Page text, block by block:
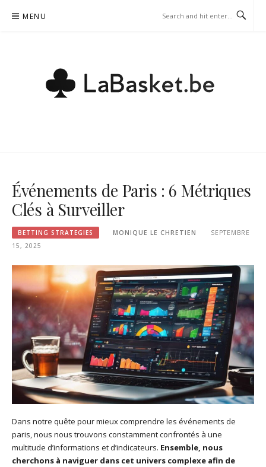
MENU
Événements de Paris : 6 Métriques
Clés à Surveiller
BETTING STRATEGIES MONIQUE LE CHRETIEN
SEPTEMBRE
15, 2025
Dans notre quête pour mieux comprendre les événements de
paris, nous nous trouvons constamment confrontés à une
multitude d’informations et d’indicateurs. Ensemble, nous
cherchons à naviguer dans cet univers complexe afin de